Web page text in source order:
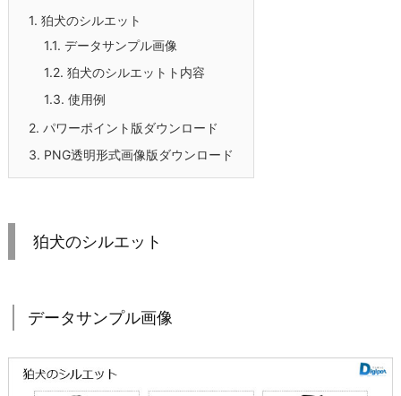
1. 狛犬のシルエット
1.1. データサンプル画像
1.2. 狛犬のシルエットト内容
1.3. 使用例
2. パワーポイント版ダウンロード
3. PNG透明形式画像版ダウンロード
狛犬のシルエット
データサンプル画像